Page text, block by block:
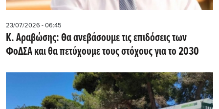
23/07/2026 - 06:45
Κ. Αραβώσης: Θα ανεβάσουμε τις επιδόσεις των
ΦοΔΣΑ και θα πετύχουμε τους στόχους για το 2030